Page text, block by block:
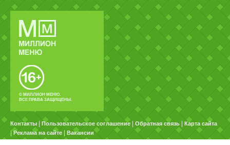
© МИЛЛИОН МЕНЮ.
ВСЕ ПРАВА ЗАЩИЩЕНЫ.
Контакты Пользовательское соглашение Обратная связь Карта сайта
|Реклама на сайте Вакансии